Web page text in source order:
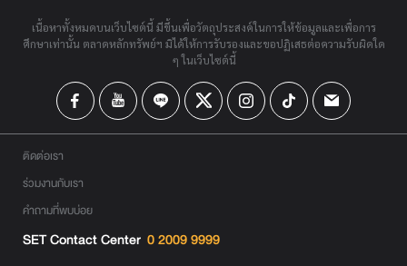
เนื้อหาทั้งหมดบนเว็บไซต์นี้ มีขึ้นเพื่อวัตถุประสงค์ในการให้ข้อมูลและเพื่อการ
ศึกษาเท่านั้น ตลาดหลักทรัพย์ฯ มิได้ให้การรับรองและขอปฏิเสธต่อความรับผิดใด
ๆ ในเว็บไซต์นี้
ติดต่อเรา
ร่วมงานกับเรา
คำถามที่พบบ่อย
SET Contact Center 0 2009 9999